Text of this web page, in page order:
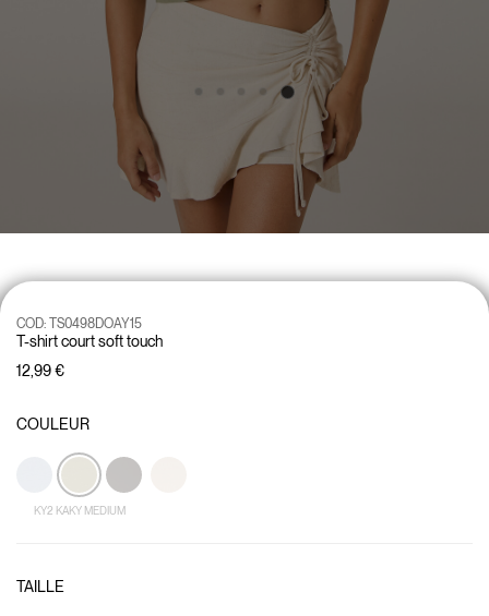
T-shirt court soft touch
COD: TS0498DOAY15
12,99 €
COULEUR
KY2 KAKY MEDIUM
TAILLE